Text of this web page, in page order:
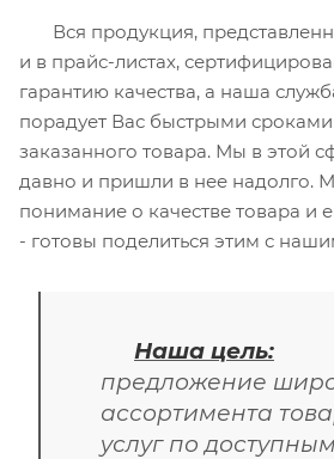
Вся продукция,
и в прайс-листах,
гарантию качества, а наша
порадует Вас быстрыми
заказанного товара. Мы в этой
давно и пришли в нее надолго.
понимание о качестве товара и
- готовы поделиться этим с
Наша цель:
предложение
ассортимента
услуг по